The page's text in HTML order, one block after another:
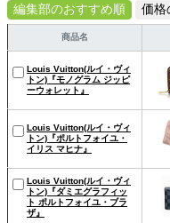
編集部のおすすめ順
価格
商品名
Louis Vuitton(ルイ・ヴィ
トン)『モノグラム ジッピ
ーウォレット』
Louis Vuitton(ルイ・ヴィ
トン)『ポルトフォイユ・
イリス マヒナ』
Louis Vuitton(ルイ・ヴィ
トン)『ダミエグラフィッ
ト ポルトフォイユ・ブラ
ザ』